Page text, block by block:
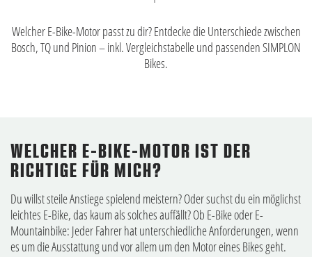
Welcher E-Bike-Motor passt zu dir? Entdecke die Unterschiede zwischen
Bosch, TQ und Pinion – inkl. Vergleichstabelle und passenden SIMPLON
Bikes.
WELCHER E-BIKE-MOTOR IST DER
RICHTIGE FÜR MICH?
Du willst steile Anstiege spielend meistern? Oder suchst du ein möglichst
leichtes E-Bike, das kaum als solches auffällt? Ob E-Bike oder E-
Mountainbike: Jeder Fahrer hat unterschiedliche Anforderungen, wenn
es um die Ausstattung und vor allem um den Motor eines Bikes geht.